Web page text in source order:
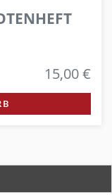
15,00 €